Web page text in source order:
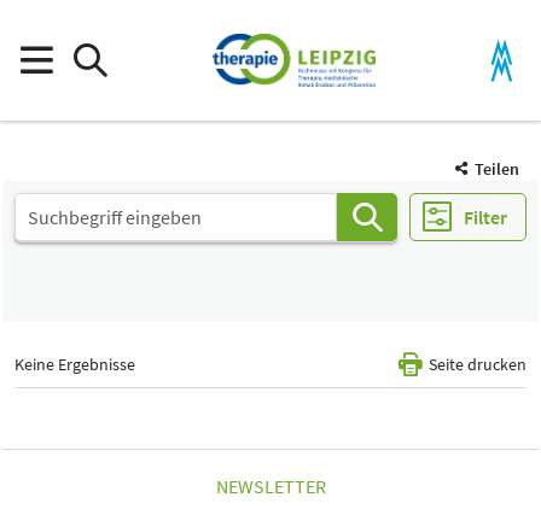
Teilen
Filter
Keine Ergebnisse Seite drucken
NEWSLETTER